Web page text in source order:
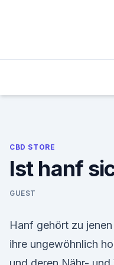
CBD STORE
Ist hanf
GUEST
Hanf gehört zu
ihre ungewöhnlich